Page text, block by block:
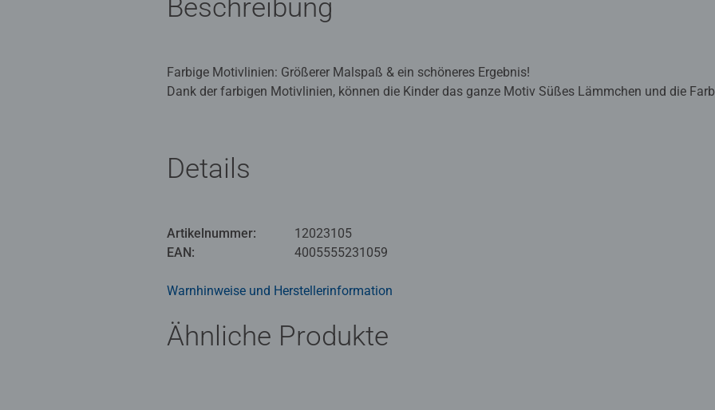
Beschreibung
Farbige Motivlinien: Größerer Malspaß & ein schöneres Ergebnis!
Dank der farbigen Motivlinien, können die Kinder das ganze Motiv Süßes Lämmchen und die
weckt.
Die Motive sind altersgerecht in drei Schwierigkeitsstufen umgesetzt: von einfachen Bildern mit
Jedes Malset enthält alles, was Künstler zum Malen brauchen und es ist kein Mischen der Farben
Details
Artikelnummer:
12023105
EAN:
4005555231059
Warnhinweise und Herstellerinformation
Ähnliche Produkte